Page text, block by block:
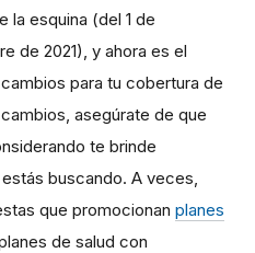
la esquina (del 1 de
de 2021), y ahora es el
para tu cobertura de
asegúrate de que
te brinde
buscando. A veces,
que promocionan planes
de salud con